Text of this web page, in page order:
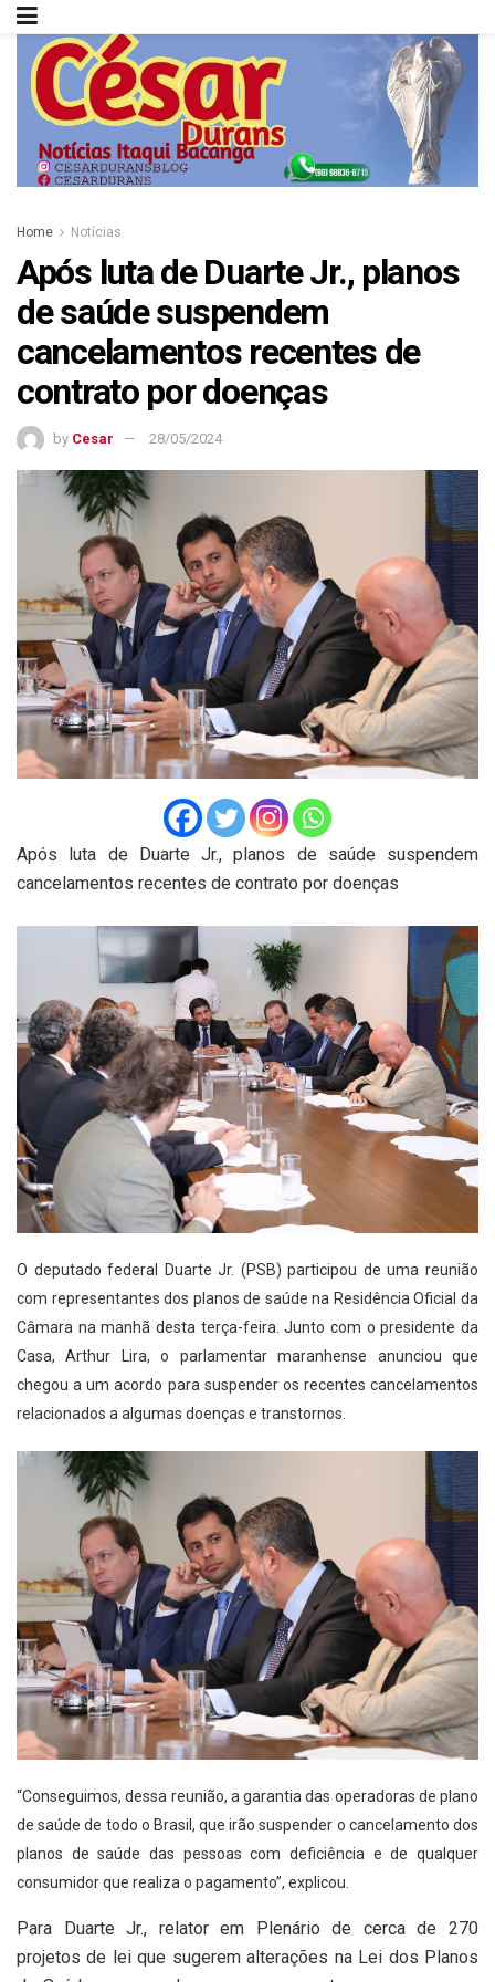
Home Notícias
Após luta de Duarte Jr., planos
de saúde suspendem
cancelamentos recentes de
contrato por doenças
by Cesar 28/05/2024
Após luta de Duarte Jr., planos de saúde suspendem
cancelamentos recentes de contrato por doenças
O deputado federal Duarte Jr. (PSB) participou de uma reunião
com representantes dos planos de saúde na Residência Oficial da
Câmara na manhã desta terça-feira. Junto com o presidente da
Casa, Arthur Lira, o parlamentar maranhense anunciou que
chegou a um acordo para suspender os recentes cancelamentos
relacionados a algumas doenças e transtornos.
“Conseguimos, dessa reunião, a garantia das operadoras de plano
de saúde de todo o Brasil, que irão suspender o cancelamento dos
planos de saúde das pessoas com deficiência e de qualquer
consumidor que realiza o pagamento”, explicou.
Para Duarte Jr., relator em Plenário de cerca de 270
projetos de lei que sugerem alterações na Lei dos Planos